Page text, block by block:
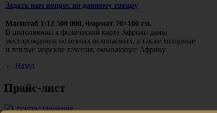
Задать нам вопрос по данному товару
Масштаб 1:12 500 000, Формат 70×100 см.
В дополнении к физической карте Африки даны
месторождения полезных ископаемых, а также холодные
и теплые морские течения, омывающие Африку
← Назад
Прайс-лист